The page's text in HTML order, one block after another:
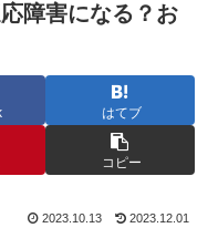
障害になる？お
はてブ
コピー
2023.10.13 2023.12.01